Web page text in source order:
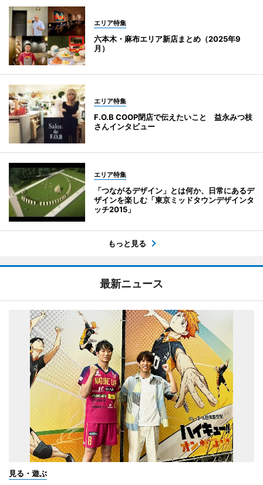
エリア特集
六本木・麻布エリア新店まとめ（2025年9
月）
エリア特集
F.O.B COOP閉店で伝えたいこと 益永みつ枝
さんインタビュー
エリア特集
「つながるデザイン」とは何か、日常にあるデ
ザインを楽しむ「東京ミッドタウンデザインタ
ッチ2015」
もっと見る
最新ニュース
見る・遊ぶ